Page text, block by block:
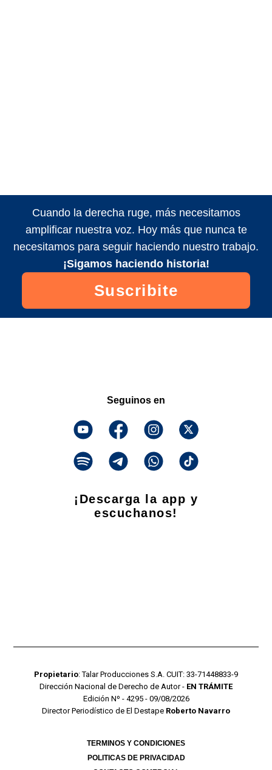
Cuando la derecha ruge, más necesitamos
amplificar nuestra voz. Hoy más que nunca te
necesitamos para seguir haciendo nuestro trabajo.
¡Sigamos haciendo historia!
Suscribite
Seguinos en
¡Descarga la app y
escuchanos!
Propietario: Talar Producciones S.A. CUIT: 33-71448833-9
Dirección Nacional de Derecho de Autor - EN TRÁMITE
Edición Nº - 4295 - 09/08/2026
Director Periodístico de El Destape Roberto Navarro
TERMINOS Y CONDICIONES
POLITICAS DE PRIVACIDAD